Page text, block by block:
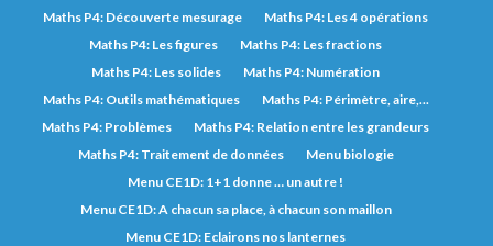
Maths P4: Découverte mesurage
Maths P4: Les 4 opérations
Maths P4: Les figures
Maths P4: Les fractions
Maths P4: Les solides
Maths P4: Numération
Maths P4: Outils mathématiques
Maths P4: Périmètre, aire,...
Maths P4: Problèmes
Maths P4: Relation entre les grandeurs
Maths P4: Traitement de données
Menu biologie
Menu CE1D: 1+1 donne … un autre !
Menu CE1D: A chacun sa place, à chacun son maillon
Menu CE1D: Eclairons nos lanternes